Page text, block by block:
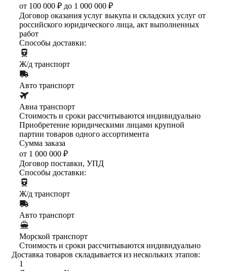
от 100 000 ₽ до 1 000 000 ₽
Договор оказания услуг выкупа и складских услуг от
российского юридического лица, акт выполненных
работ
Способы доставки:
Ж/д транспорт
Авто транспорт
Авиа транспорт
Стоимость и сроки рассчитываются индивидуально
Приобретение юридическими лицами крупной
партии товаров одного ассортимента
Сумма заказа
от 1 000 000 ₽
Договор поставки, УПД
Способы доставки:
Ж/д транспорт
Авто транспорт
Морской транспорт
Стоимость и сроки рассчитываются индивидуально
Доставка товаров складывается из нескольких этапов:
1